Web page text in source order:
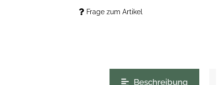
Frage zum Artikel
Beschreibung